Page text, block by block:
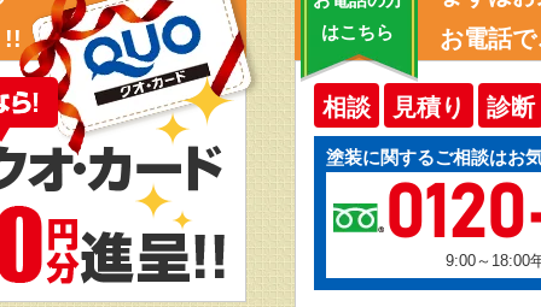
はこちら
お電話
相談 見積り 診断
塗装に関するご相談はお
9:00～18:00
!!